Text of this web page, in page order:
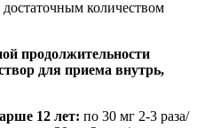
количеством
продолжительности
для приема внутрь,
12 лет: по 30 мг 2-3 раза/